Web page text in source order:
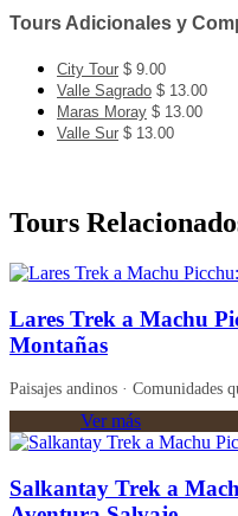
Tours Adicionales y
City Tour $ 9.00
Valle Sagrado $ 13.00
Maras Moray $ 13.00
Valle Sur $ 13.00
Tours
Lares Trek a Machu
Montañas
Paisajes andinos · Comunidades
Ver más
Salkantay Trek a